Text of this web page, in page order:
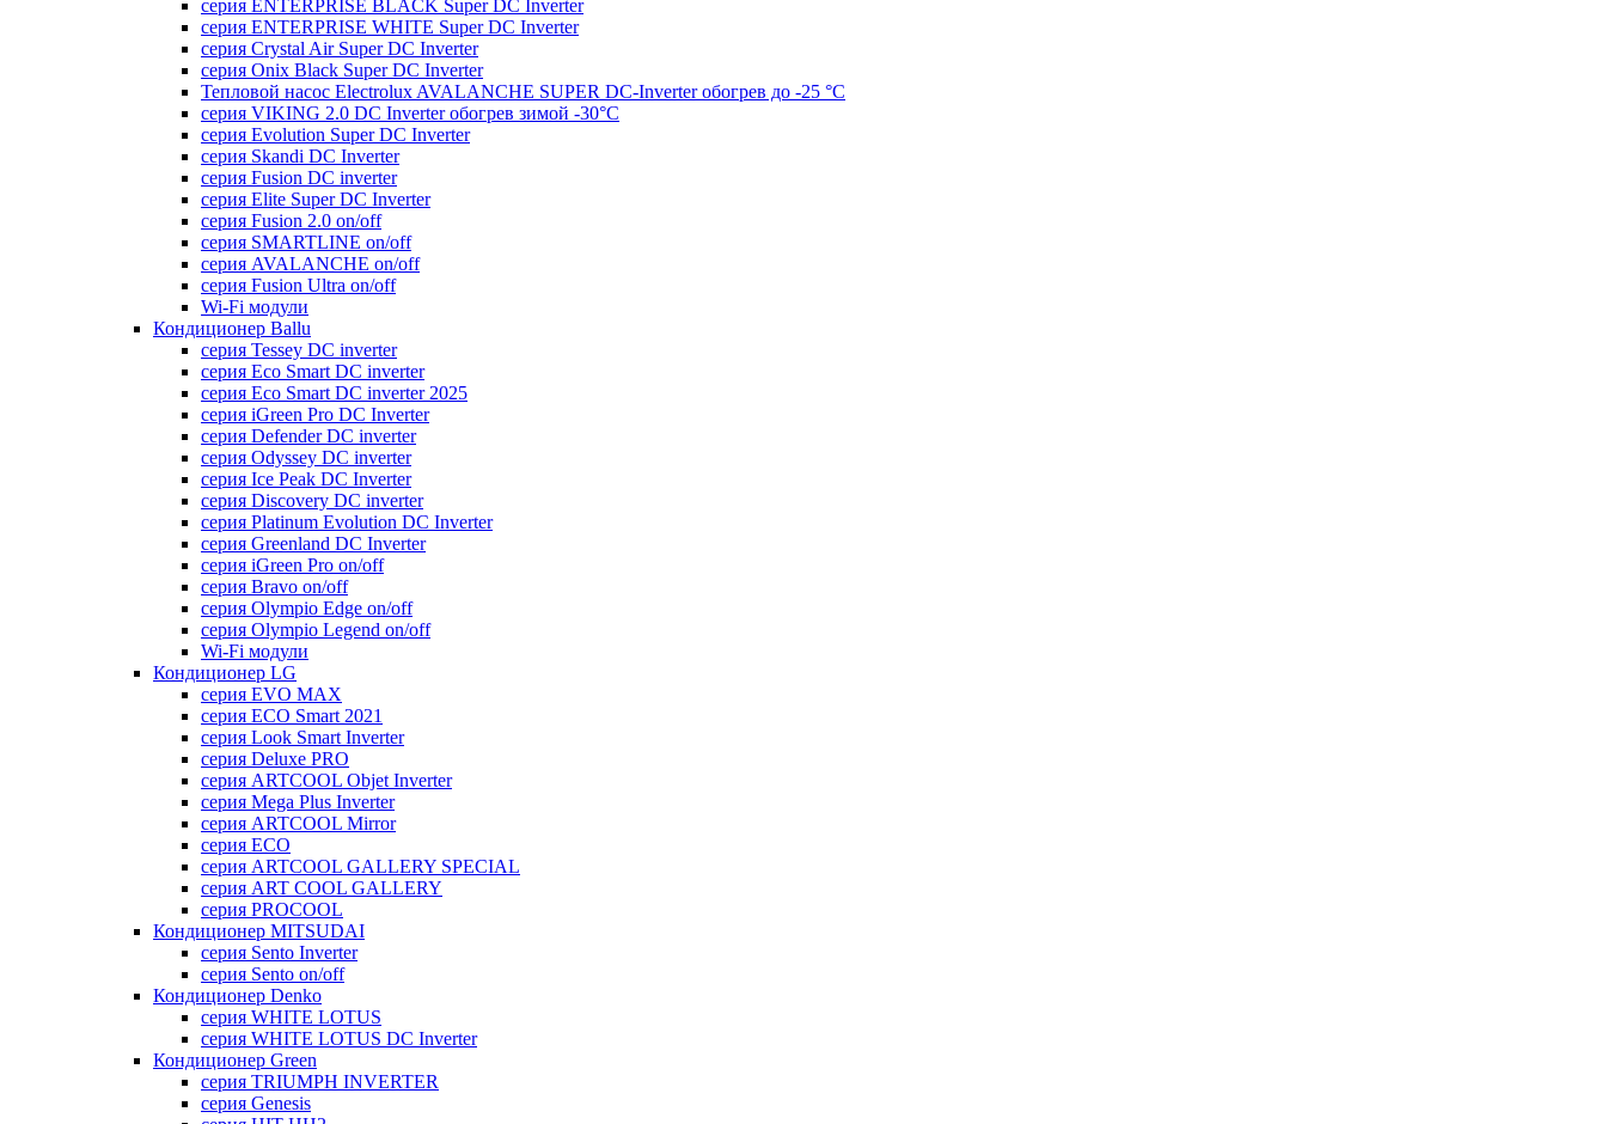
серия ENTERPRISE BLACK Super DC Inverter
серия ENTERPRISE WHITE Super DC Inverter
серия Crystal Air Super DC Inverter
серия Onix Black Super DC Inverter
Тепловой насос Electrolux AVALANCHE SUPER DC-Inverter обогрев до -25 °С
серия VIKING 2.0 DC Inverter обогрев зимой -30°С
серия Evolution Super DC Inverter
серия Skandi DC Inverter
серия Fusion DC inverter
серия Elite Super DC Inverter
серия Fusion 2.0 on/off
серия SMARTLINE on/off
серия AVALANCHE on/off
серия Fusion Ultra on/off
Wi-Fi модули
Кондиционер Ballu
серия Tessey DC inverter
серия Eco Smart DC inverter
серия Eco Smart DC inverter 2025
серия iGreen Pro DC Inverter
серия Defender DC inverter
серия Odyssey DC inverter
серия Ice Peak DС Inverter
cерия Discovery DC inverter
серия Platinum Evolution DC Inverter
серия Greenland DC Inverter
серия iGreen Pro on/off
серия Bravo on/off
серия Olympio Edge on/off
серия Olympio Legend on/off
Wi-Fi модули
Кондиционер LG
серия EVO MAX
серия ECO Smart 2021
серия Look Smart Inverter
серия Deluxe PRO
серия ARTCOOL Objet Inverter
серия Mega Plus Inverter
серия ARTCOOL Mirror
серия ECO
серия ARTCOOL GALLERY SPECIAL
серия ART COOL GALLERY
серия PROCOOL
Кондиционер MITSUDAI
серия Sento Inverter
серия Sento on/off
Кондиционер Denko
серия WHITE LOTUS
серия WHITE LOTUS DC Inverter
Кондиционер Green
серия TRIUMPH INVERTER
серия Genesis